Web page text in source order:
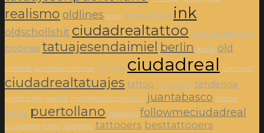
realismo oldlines spain tradworkers ink
oldschollshit ciudadrealtattoo traditionaltattoo
bobinas tatuajesendaimiel berlin sevilla old
inkedlife juantabascotattooer daimiel ciudadreal trapmusic
ciudadrealtatuajes tattoo followme tendencia
inkedsociety madrid malagatattooconvention juantabasco tattooer
follow puertollano inkedgirls followmeciudadreal
ciudadreale triana traptattoo tattooers besttattooers